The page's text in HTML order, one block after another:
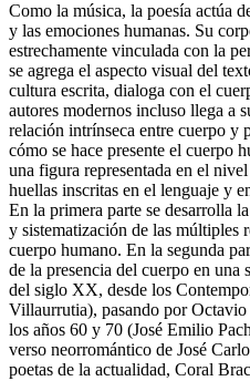
Como la música, la poesía actúa
y las emociones humanas. Su
estrechamente vinculada con la
se agrega el aspecto visual del
cultura escrita, dialoga con el
autores modernos incluso llega a
relación intrínseca entre cuerpo y
cómo se hace presente el cuerpo
una figura representada en el
huellas inscritas en el lenguaje y
En la primera parte se desarrolla
y sistematización de las múltiples
cuerpo humano. En la segunda
de la presencia del cuerpo en una
del siglo XX, desde los
Villaurrutia), pasando por
los años 60 y 70 (José Emilio
verso neorromántico de José
poetas de la actualidad, Coral